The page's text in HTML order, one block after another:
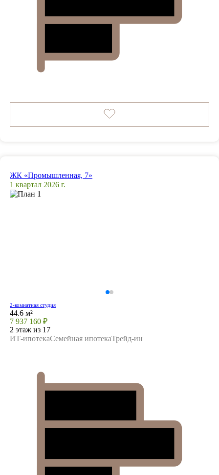
ЖК «Промышленная, 7»
1 квартал 2026 г.
2-комнатная студия
44.6 м²
7 937 160 ₽
2 этаж из 17
ИТ-ипотекаСемейная ипотекаТрейд-ин